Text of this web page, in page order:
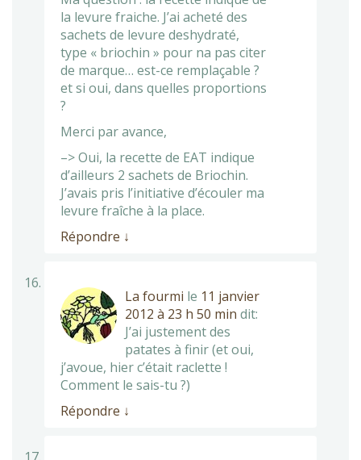
la levure fraiche. J’ai acheté des
sachets de levure deshydraté,
type « briochin » pour na pas citer
de marque… est-ce remplaçable ?
et si oui, dans quelles proportions
?
Merci par avance,
–> Oui, la recette de EAT indique
d’ailleurs 2 sachets de Briochin.
J’avais pris l’initiative d’écouler ma
levure fraîche à la place.
Répondre ↓
La fourmi le 11 janvier
2012 à 23 h 50 min dit:
J’ai justement des
patates à finir (et oui,
j’avoue, hier c’était raclette !
Comment le sais-tu ?)
Répondre ↓